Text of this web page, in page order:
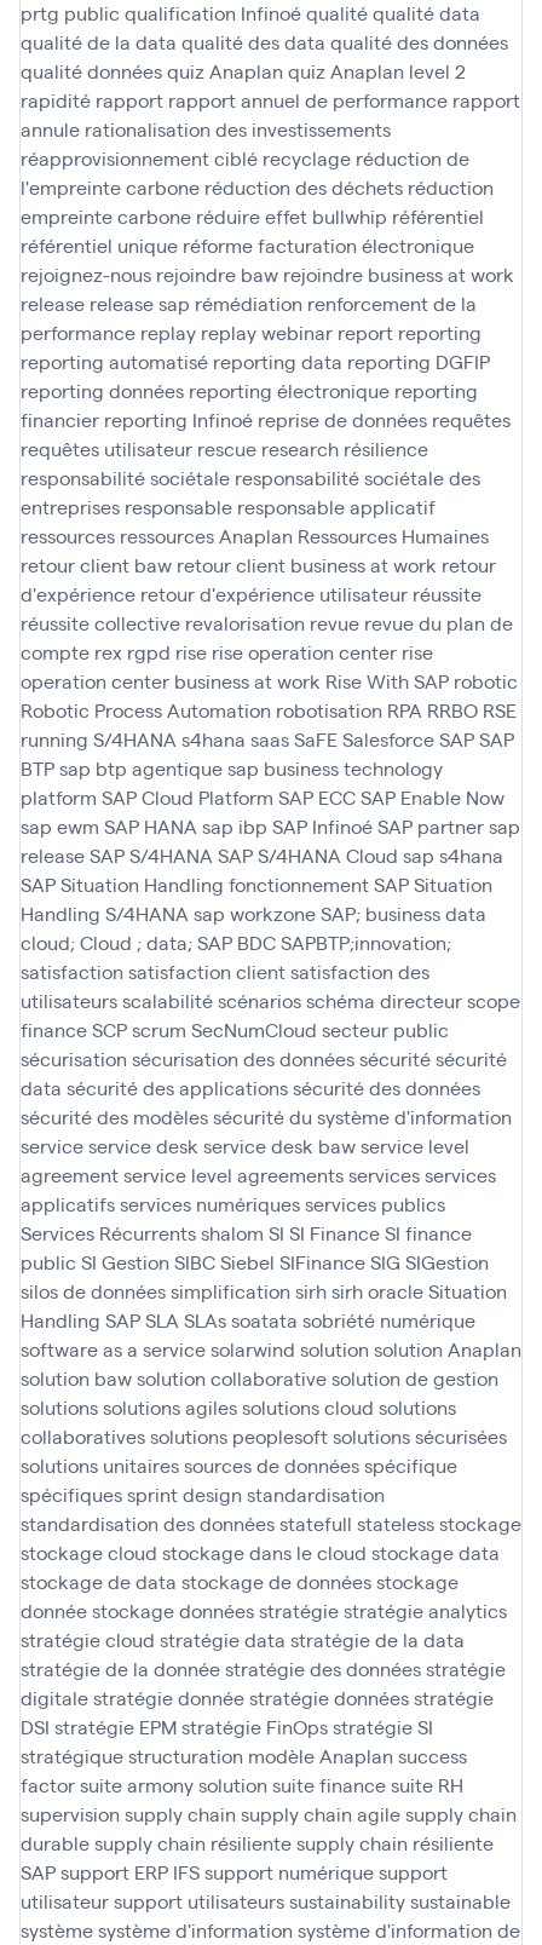
prtg public qualification Infinoéqualitéqualité data
qualité de la data qualité des data qualité des données
qualité donnéesquiz Anaplan quiz Anaplan level 2
rapidité rapport rapport annuel de performance rapport
annule rationalisation des investissements
réapprovisionnement ciblé recyclage réduction de
l'empreinte carbone réduction des déchets réduction
empreinte carbone réduire effet bullwhip référentiel
référentiel unique réforme facturation électronique
rejoignez-nous rejoindre baw rejoindre business at work
release release sap rémédiation renforcement de la
performance replay replay webinar report reporting
reporting automatisé reporting data reporting DGFIP
reporting données reporting électronique reporting
financier reporting Infinoé reprise de données requêtes
requêtes utilisateur rescue research résilience
responsabilité sociétale responsabilité sociétale des
entreprises responsable responsable applicatif
ressources ressources Anaplan Ressources Humaines
retour client baw retour client business at work retour
d'expérience retour d'expérience utilisateur réussite
réussite collective revalorisation revue revue du plan de
compte rex rgpd rise rise operation center rise
operation center business at work Rise With SAP robotic
Robotic Process Automation robotisation RPA RRBO RSE
running S/4HANA s4hana saasSaFESalesforceSAPSAP
BTPsap btp agentiquesap business technology
platform SAP Cloud Platform SAP ECCSAP Enable Now
sap ewm SAP HANA sap ibp SAP InfinoéSAP partnersap
releaseSAP S/4HANA SAP S/4HANA Cloud sap s4hana
SAP Situation Handling fonctionnementSAP Situation
Handling S/4HANA sap workzoneSAP; business data
cloud; Cloud ; data; SAP BDCSAPBTP;innovation;
satisfaction satisfaction clientsatisfaction des
utilisateursscalabilitéscénariosschéma directeurscope
financeSCPscrum SecNumCloud secteur public
sécurisation sécurisation des donnéessécuritésécurité
data sécurité des applicationssécurité des données
sécurité des modèlessécurité du système d'information
serviceservice desk service desk bawservice level
agreementservice level agreementsservicesservices
applicatifsservices numériquesservices publics
Services Récurrentsshalom SI SI FinanceSI finance
public SI Gestion SIBCSiebel SIFinanceSIG SIGestion
silos de donnéessimplification sirhsirh oracleSituation
Handling SAPSLA SLAssoatata sobriété numérique
software as a servicesolarwind solution solution Anaplan
solution bawsolution collaborativesolution de gestion
solutionssolutions agilessolutions cloud solutions
collaborativessolutions peoplesoftsolutions sécurisées
solutions unitairessources de donnéesspécifique
spécifiquessprint design standardisation
standardisation des donnéesstatefull statelessstockage
stockage cloud stockage dans le cloud stockage data
stockage de data stockage de donnéesstockage
donnéestockage donnéesstratégiestratégie analytics
stratégie cloud stratégie data stratégie de la data
stratégie de la donnéestratégie des donnéesstratégie
digitalestratégie donnéestratégie donnéesstratégie
DSI stratégie EPMstratégie FinOpsstratégie SI
stratégiquestructuration modèle Anaplan success
factorsuite armony solution suite financesuite RH
supervision supply chain supply chain agilesupply chain
durablesupply chain résilientesupply chain résiliente
SAPsupport ERP IFSsupport numériquesupport
utilisateursupport utilisateurssustainabilitysustainable
systèmesystème d'information système d'information de